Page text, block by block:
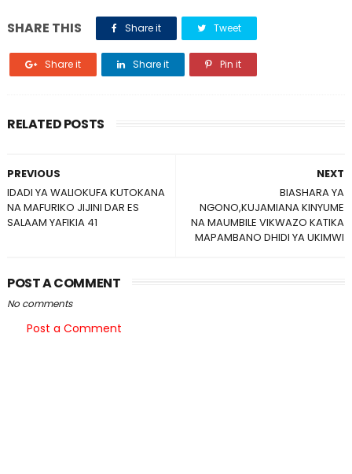
SHARE THIS Share it Tweet
Share it Share it Pin it
RELATED POSTS
NEXT
BIASHARA YA
NGONO,KUJAMIANA KINYUME
NA MAUMBILE VIKWAZO KATIKA
MAPAMBANO DHIDI YA UKIMWI
PREVIOUS
IDADI YA WALIOKUFA KUTOKANA
NA MAFURIKO JIJINI DAR ES
SALAAM YAFIKIA 41
POST A COMMENT
No comments
Post a Comment